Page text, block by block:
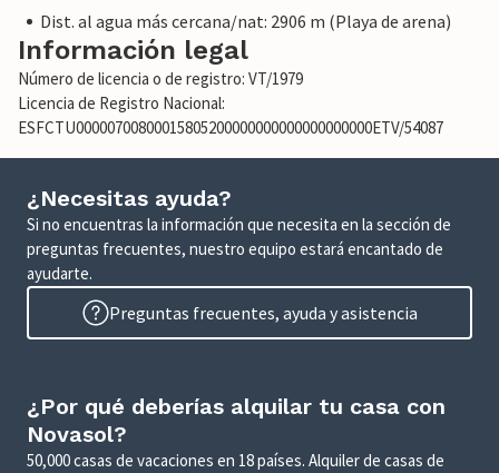
Dist. al agua más cercana/nat: 2906 m (Playa de arena)
Información legal
Número de licencia o de registro: VT/1979
Licencia de Registro Nacional:
ESFCTU00000700800015805200000000000000000000ETV/54087
¿Necesitas ayuda?
Si no encuentras la información que necesita en la sección de
preguntas frecuentes, nuestro equipo estará encantado de
ayudarte.
Preguntas frecuentes, ayuda y asistencia
¿Por qué deberías alquilar tu casa con
Novasol?
50,000 casas de vacaciones en 18 países. Alquiler de casas de